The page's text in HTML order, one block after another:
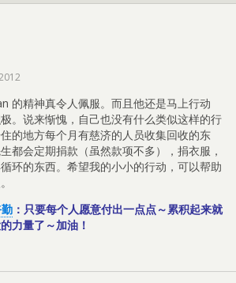
的精神真令人佩服。而且他还是马上行动
。说来惭愧，自己也没有什么类似这样的行
的地方每个月有慈济的人员收集回收的东
都会定期捐款（虽然款项不多），捐衣服，
环的东西。希望我的小小的行动，可以帮助
：只要每个人愿意付出一点点～累积起来就
力量了～加油！